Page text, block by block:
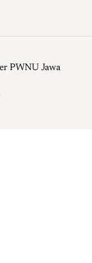
PWNU Jawa